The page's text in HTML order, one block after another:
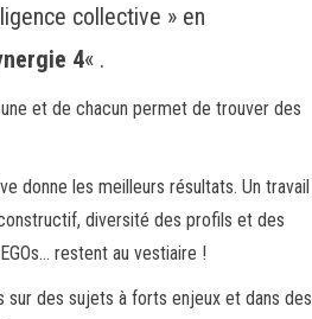
collective » en
4« .
et de chacun permet de trouver des
donne les meilleurs résultats. Un travail
diversité des profils et des
restent au vestiaire !
des sujets à forts enjeux et dans des